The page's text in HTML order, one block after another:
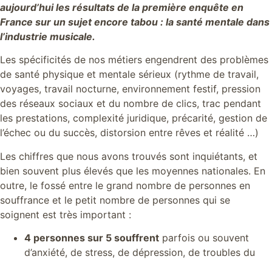
aujourd’hui les résultats de la première enquête en
France sur un sujet encore tabou : la santé mentale dans
l’industrie musicale.
Les spécificités de nos métiers engendrent des problèmes
de santé physique et mentale sérieux (rythme de travail,
voyages, travail nocturne, environnement festif, pression
des réseaux sociaux et du nombre de clics, trac pendant
les prestations, complexité juridique, précarité, gestion de
l’échec ou du succès, distorsion entre rêves et réalité …)
Les chiffres que nous avons trouvés sont inquiétants, et
bien souvent plus élevés que les moyennes nationales. En
outre, le fossé entre le grand nombre de personnes en
souffrance et le petit nombre de personnes qui se
soignent est très important :
4 personnes sur 5 souffrent parfois ou souvent
d’anxiété, de stress, de dépression, de troubles du